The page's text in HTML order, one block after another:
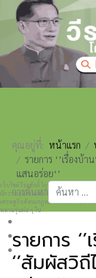
เว็บไซต์วีระศักดิ์ โควสุรัตน์
มีความมุ่งมั่นเเละตั้งใจในการเผยแพร่
เศรษฐกิจสังคมกฎหมายและการปกค
หลานรุ่นต่อ ๆ ไป
คุณอยู่ที่: หน้าแรก
รายการ ‘’เรื่องบ้
แสนอร่อย‘’
การค้นหา
Type 2 or
รายการ
‘’สัมผัสวิ